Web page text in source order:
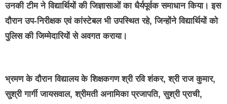
उनकी टीम ने विद्यार्थियों की जिज्ञासाओं का धैर्यपूर्वक समाधान किया। इस
दौरान उप-निरीक्षक एवं कांस्टेबल भी उपस्थित रहे, जिन्होंने विद्यार्थियों को
पुलिस की जिम्मेदारियों से अवगत कराया।
भ्रमण के दौरान विद्यालय के शिक्षकगण श्री रवि शंकर, श्री राज कुमार,
सुश्री गार्गी जायसवाल, श्रीमती अनामिका प्रजापति, सुश्री प्राची,